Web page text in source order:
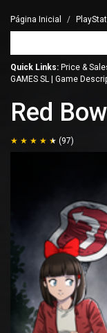
Página Inicial
Quick Links: Price &
GAMES SL
Game
Red Bow
(97)